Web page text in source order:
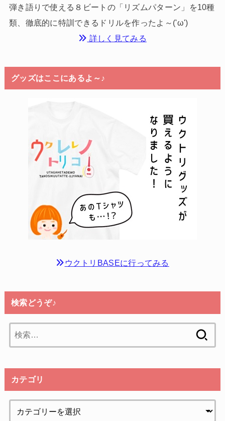
弾き語りで使える８ビートの「リズムパターン」を10種
類、徹底的に特訓できるドリルを作ったよ～('ω')
詳しく見てみる
グッズはここにあるよ～♪
ウクトリBASEに行ってみる
検索どうぞ♪
索:
カテゴリ